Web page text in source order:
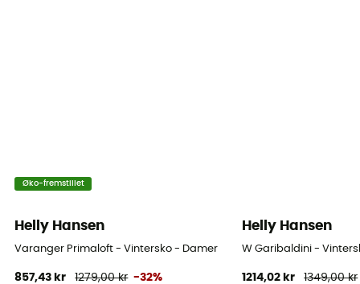
Øko-fremstillet
Helly Hansen
Varanger Primaloft - Vintersko - Damer
857,43 kr 1279,00 kr -32%
Helly Hansen
W Garibaldini -
1214,02 kr 1349,00 kr